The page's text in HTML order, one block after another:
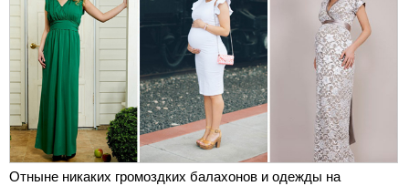
Отныне никаких громоздких балахонов и одежды на